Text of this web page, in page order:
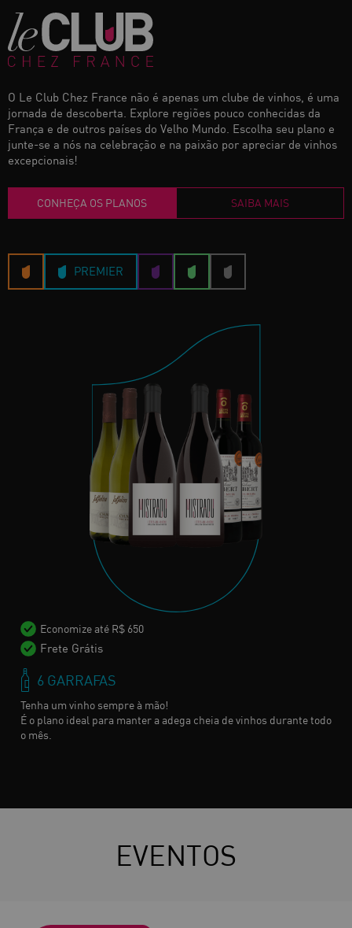
O Le Club Chez France não é apenas um clube de vinhos, é uma
jornada de descoberta. Explore regiões pouco conhecidas da
França e de outros países do Velho Mundo. Escolha seu plano e
junte-se a nós na celebração e na paixão por apreciar de vinhos
excepcionais!
CONHEÇA OS PLANOS SAIBA MAIS
PREMIER
Economize até R$ 650
Frete Grátis
6 GARRAFAS
Tenha um vinho sempre à mão!
É o plano ideal para manter a adega cheia de vinhos durante todo
o mês.
EVENTOS